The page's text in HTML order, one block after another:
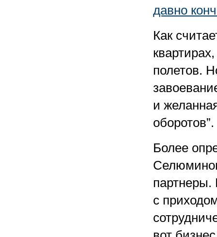
давно
Как
полетов.
и
оборотов”.
Более
партнеры.
с